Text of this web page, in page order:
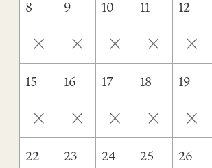
8
×
9
×
10
×
11
×
12
×
15
×
16
×
17
×
18
×
19
×
22 23 24 25 26